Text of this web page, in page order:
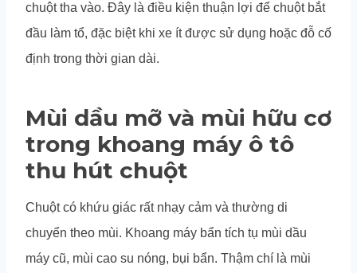
chuột tha vào. Đây là điều kiện thuận lợi để chuột bắt
đầu làm tổ, đặc biệt khi xe ít được sử dụng hoặc đỗ cố
định trong thời gian dài.
Mùi dầu mỡ và mùi hữu cơ
trong khoang máy ô tô
thu hút chuột
Chuột có khứu giác rất nhạy cảm và thường di
chuyển theo mùi. Khoang máy bẩn tích tụ mùi dầu
máy cũ, mùi cao su nóng, bụi bẩn. Thậm chí là mùi